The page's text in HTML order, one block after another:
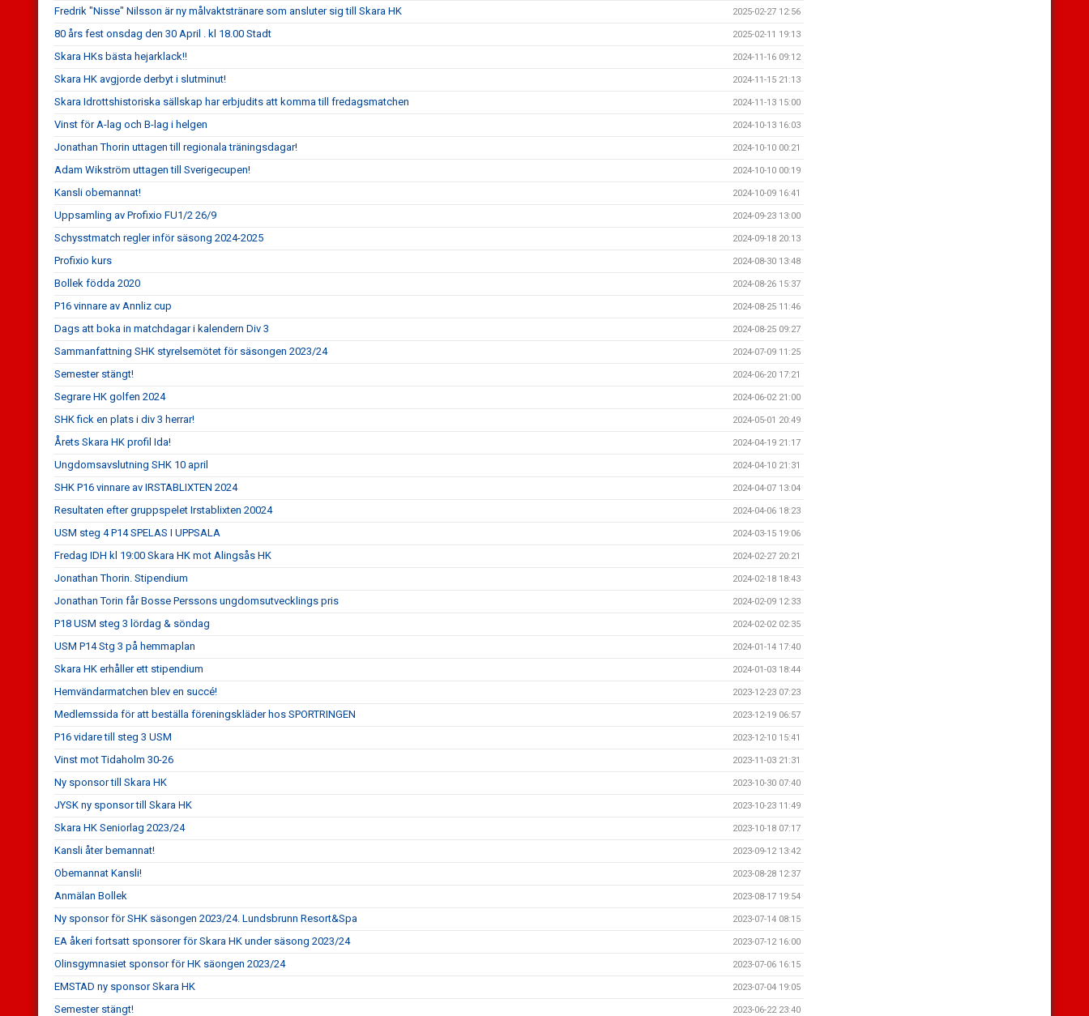
Fredrik "Nisse" Nilsson är ny målvaktstränare som ansluter sig till Skara HK 2025-02-27 12:56
80 års fest onsdag den 30 April . kl 18.00 Stadt 2025-02-11 19:13
Skara HKs bästa hejarklack!! 2024-11-16 09:12
Skara HK avgjorde derbyt i slutminut! 2024-11-15 21:13
Skara Idrottshistoriska sällskap har erbjudits att komma till fredagsmatchen 2024-11-13 15:00
Vinst för A-lag och B-lag i helgen 2024-10-13 16:03
Jonathan Thorin uttagen till regionala träningsdagar! 2024-10-10 00:21
Adam Wikström uttagen till Sverigecupen! 2024-10-10 00:19
Kansli obemannat! 2024-10-09 16:41
Uppsamling av Profixio FU1/2 26/9 2024-09-23 13:00
Schysstmatch regler inför säsong 2024-2025 2024-09-18 20:13
Profixio kurs 2024-08-30 13:48
Bollek födda 2020 2024-08-26 15:37
P16 vinnare av Annliz cup 2024-08-25 11:46
Dags att boka in matchdagar i kalendern Div 3 2024-08-25 09:27
Sammanfattning SHK styrelsemötet för säsongen 2023/24 2024-07-09 11:25
Semester stängt! 2024-06-20 17:21
Segrare HK golfen 2024 2024-06-02 21:00
SHK fick en plats i div 3 herrar! 2024-05-01 20:49
Årets Skara HK profil Ida! 2024-04-19 21:17
Ungdomsavslutning SHK 10 april 2024-04-10 21:31
SHK P16 vinnare av IRSTABLIXTEN 2024 2024-04-07 13:04
Resultaten efter gruppspelet Irstablixten 20024 2024-04-06 18:23
USM steg 4 P14 SPELAS I UPPSALA 2024-03-15 19:06
Fredag IDH kl 19:00 Skara HK mot Alingsås HK 2024-02-27 20:21
Jonathan Thorin. Stipendium 2024-02-18 18:43
Jonathan Torin får Bosse Perssons ungdomsutvecklings pris 2024-02-09 12:33
P18 USM steg 3 lördag & söndag 2024-02-02 02:35
USM P14 Stg 3 på hemmaplan 2024-01-14 17:40
Skara HK erhåller ett stipendium 2024-01-03 18:44
Hemvändarmatchen blev en succé! 2023-12-23 07:23
Medlemssida för att beställa föreningskläder hos SPORTRINGEN 2023-12-19 06:57
P16 vidare till steg 3 USM 2023-12-10 15:41
Vinst mot Tidaholm 30-26 2023-11-03 21:31
Ny sponsor till Skara HK 2023-10-30 07:40
JYSK ny sponsor till Skara HK 2023-10-23 11:49
Skara HK Seniorlag 2023/24 2023-10-18 07:17
Kansli åter bemannat! 2023-09-12 13:42
Obemannat Kansli! 2023-08-28 12:37
Anmälan Bollek 2023-08-17 19:54
Ny sponsor för SHK säsongen 2023/24. Lundsbrunn Resort&Spa 2023-07-14 08:15
EA åkeri fortsatt sponsorer för Skara HK under säsong 2023/24 2023-07-12 16:00
Olinsgymnasiet sponsor för HK säongen 2023/24 2023-07-06 16:15
EMSTAD ny sponsor Skara HK 2023-07-04 19:05
Semester stängt! 2023-06-22 23:40